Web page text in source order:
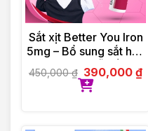
Sắt xịt Better You Iron
5mg – Bổ sung sắt hữu
cơ dạng xịt, dễ hấp thu
450,000₫ 390,000₫